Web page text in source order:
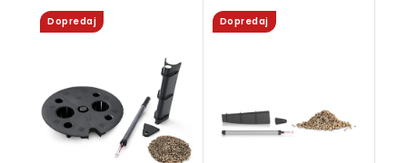
Dopredaj Dopredaj